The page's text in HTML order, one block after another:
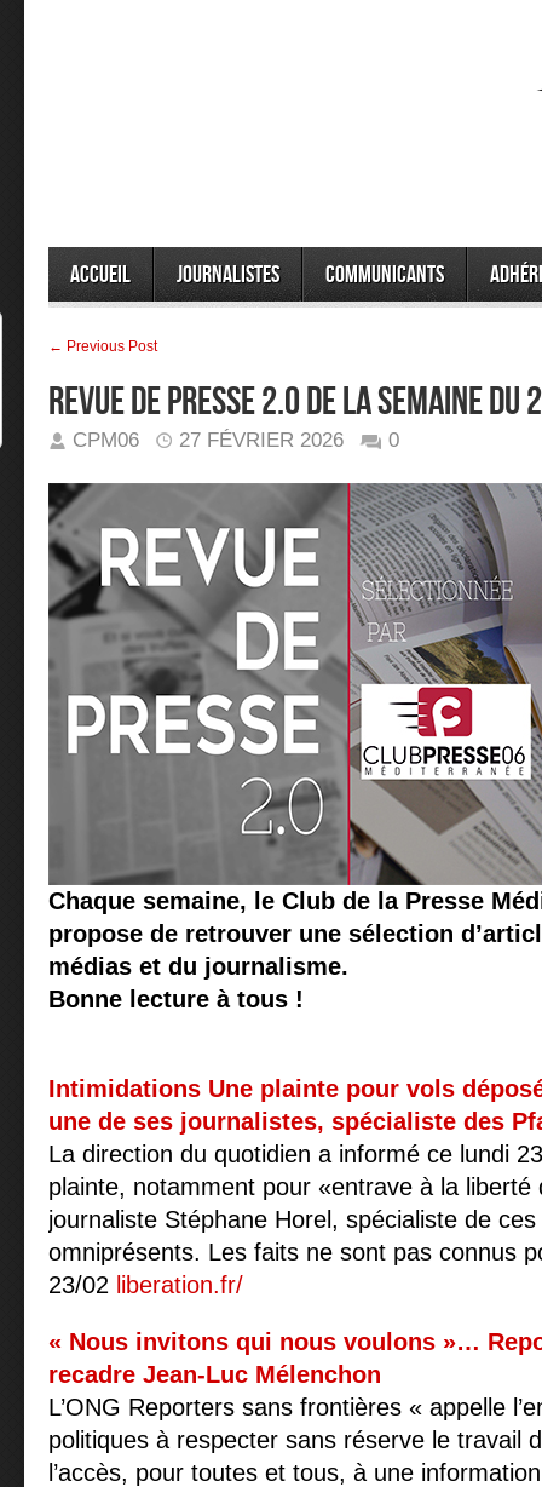
Accueil Journalistes Communicants
← Previous Post
Revue de presse 2.0 de la semaine
CPM06 27 FÉVRIER 2026 0
Chaque semaine, le Club de la Presse
propose de retrouver une sélection
médias et du journalisme.
Bonne lecture à tous !
Intimidations Une plainte pour vols
une de ses journalistes, spécialiste des
La direction du quotidien a informé ce lundi
plainte, notamment pour «entrave à la liberté
journaliste Stéphane Horel, spécialiste de
omniprésents. Les faits ne sont pas connus
23/02 liberation.fr/
« Nous invitons qui nous voulons »…
recadre Jean-Luc Mélenchon
L’ONG Reporters sans frontières « appelle
politiques à respecter sans réserve le travail
l’accès, pour toutes et tous, à une